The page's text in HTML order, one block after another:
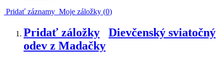
Pridať záznamy Moje záložky (0)
Pridať záložky
Dievčenský sviatočný
odev z Madačky